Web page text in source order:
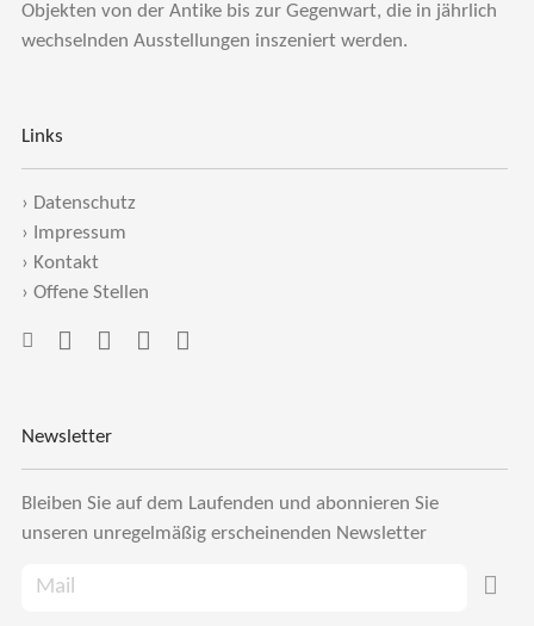
Objekten von der Antike bis zur Gegenwart, die in jährlich
wechselnden Ausstellungen inszeniert werden.
Links
› Datenschutz
›
Impressum
› Kontakt
› Offene Stellen
Newsletter
Bleiben Sie auf dem Laufenden und abonnieren Sie
unseren unregelmäßig erscheinenden Newsletter